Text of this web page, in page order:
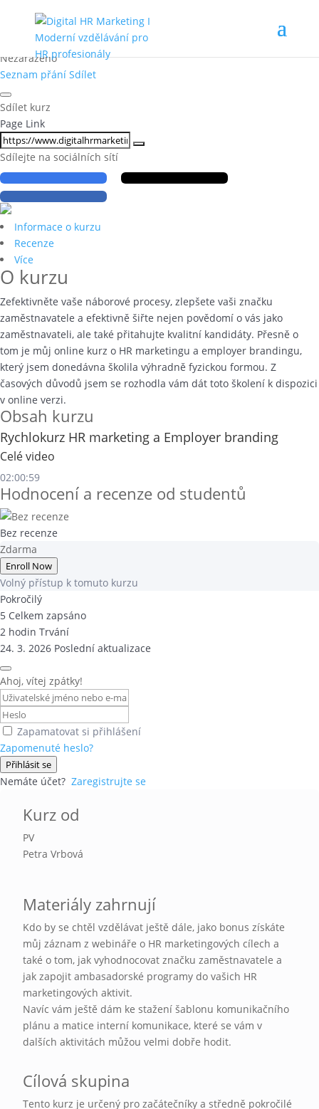
Kurz HR marketing a Employer
branding
Nezařazeno
Seznam přání Sdílet
Sdílet kurz
Page Link
Sdílejte na sociálních sítí
Informace o kurzu
Recenze
Více
O kurzu
Zefektivněte vaše náborové procesy, zlepšete vaši značku
zaměstnavatele a efektivně šiřte nejen povědomí o vás jako
zaměstnavateli, ale také přitahujte kvalitní kandidáty. Přesně o
tom je můj online kurz o HR marketingu a employer brandingu,
který jsem donedávna školila výhradně fyzickou formou. Z
časových důvodů jsem se rozhodla vám dát toto školení k dispozici
v online verzi.
Obsah kurzu
Rychlokurz HR marketing a Employer branding
Celé video
02:00:59
Hodnocení a recenze od studentů
Bez recenze
Zdarma
Enroll Now
Volný přístup k tomuto kurzu
Pokročilý
5 Celkem zapsáno
2 hodin Trvání
24. 3. 2026 Poslední aktualizace
Ahoj, vítej zpátky!
Zapamatovat si přihlášení
Zapomenuté heslo?
Přihlásit se
Nemáte účet? Zaregistrujte se
Kurz od
PV
Petra Vrbová
Materiály zahrnují
Kdo by se chtěl vzdělávat ještě dále, jako bonus získáte
můj záznam z webináře o HR marketingových cílech a
také o tom, jak vyhodnocovat značku zaměstnavatele a
jak zapojit ambasadorské programy do vašich HR
marketingových aktivit.
Navíc vám ještě dám ke stažení šablonu komunikačního
plánu a matice interní komunikace, které se vám v
dalších aktivitách můžou velmi dobře hodit.
Cílová skupina
Tento kurz je určený pro začátečníky a středně pokročilé